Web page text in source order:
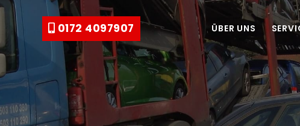
0172 4097907 ÜBER UNS